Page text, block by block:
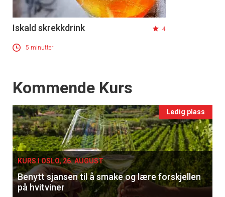
Apéritif
Vi tilbyr flere ukentlige nyhetsbrev. Du
kan fritt velge hvilke du ønsker å få
tilsendt.
Registrer deg
Iskald skrekkdrink 4
5 minutter
Events
Kommende Kurs
Ledig plass
KURS I OSLO, 26. AUGUST
Benytt sjansen til å smake og lære forskjellen
på hvitviner